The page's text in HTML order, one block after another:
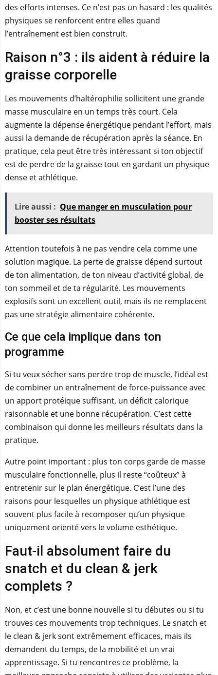
des efforts intenses. Ce n’est pas un hasard : les qualités
physiques se renforcent entre elles quand
l’entraînement est bien construit.
Raison n°3 : ils aident à réduire la
graisse corporelle
Les mouvements d’haltérophilie sollicitent une grande
masse musculaire en un temps très court. Cela
augmente la dépense énergétique pendant l’effort, mais
aussi la demande de récupération après la séance. En
pratique, cela peut être très intéressant si ton objectif
est de perdre de la graisse tout en gardant un physique
dense et athlétique.
Lire aussi : Que manger en musculation pour
booster ses résultats
Attention toutefois à ne pas vendre cela comme une
solution magique. La perte de graisse dépend surtout
de ton alimentation, de ton niveau d’activité global, de
ton sommeil et de ta régularité. Les mouvements
explosifs sont un excellent outil, mais ils ne remplacent
pas une stratégie alimentaire cohérente.
Ce que cela implique dans ton
programme
Si tu veux sécher sans perdre trop de muscle, l’idéal est
de combiner un entraînement de force-puissance avec
un apport protéique suffisant, un déficit calorique
raisonnable et une bonne récupération. C’est cette
combinaison qui donne les meilleurs résultats dans la
pratique.
Autre point important : plus ton corps garde de masse
musculaire fonctionnelle, plus il reste “coûteux” à
entretenir sur le plan énergétique. C’est l’une des
raisons pour lesquelles un physique athlétique est
souvent plus facile à recomposer qu’un physique
uniquement orienté vers le volume esthétique.
Faut-il absolument faire du
snatch et du clean & jerk
complets ?
Non, et c’est une bonne nouvelle si tu débutes ou si tu
trouves ces mouvements trop techniques. Le snatch et
le clean & jerk sont extrêmement efficaces, mais ils
demandent du temps, de la mobilité et un vrai
apprentissage. Si tu rencontres ce problème, la